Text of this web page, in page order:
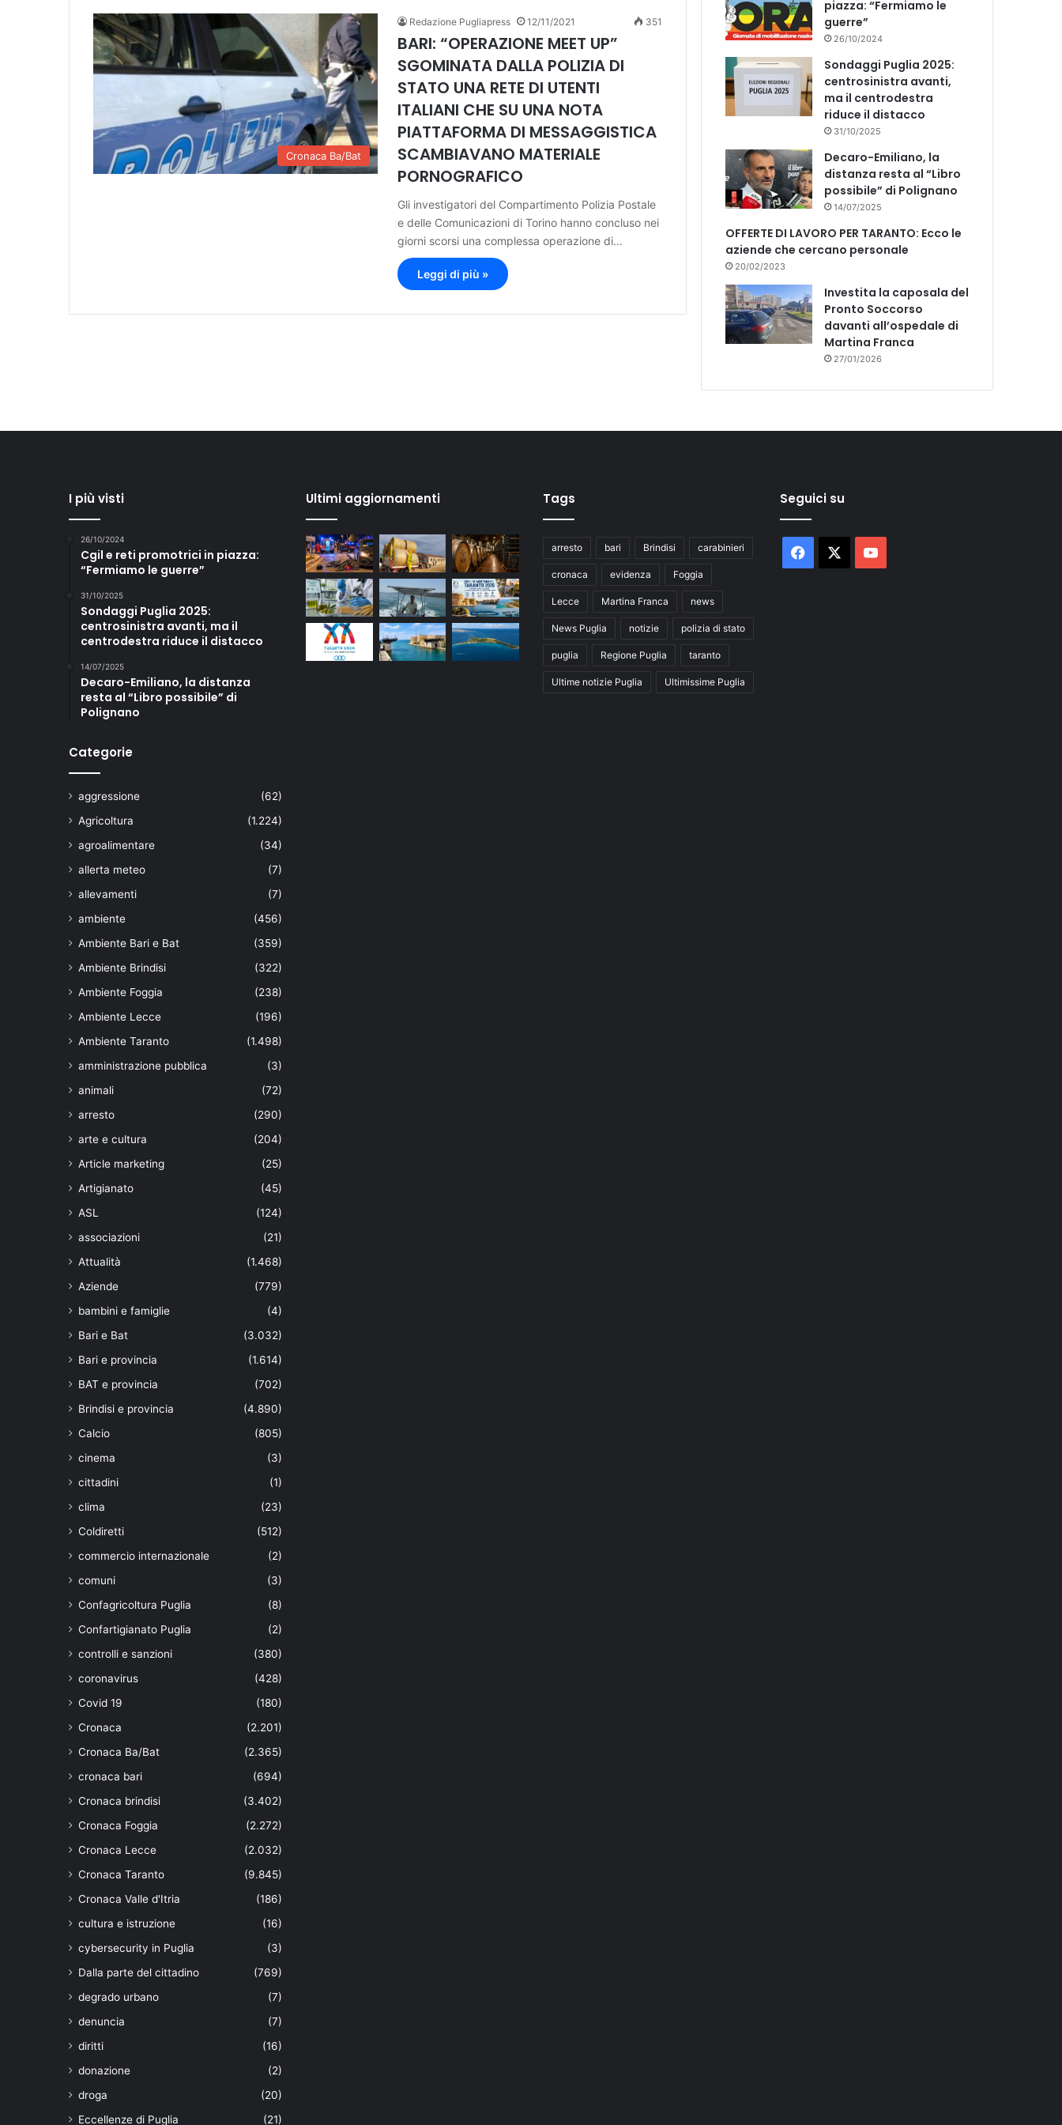
Cronaca Ba/Bat
Redazione Pugliapress 12/11/2021 351
BARI: “OPERAZIONE MEET UP”
SGOMINATA DALLA POLIZIA DI
STATO UNA RETE DI UTENTI
ITALIANI CHE SU UNA NOTA
PIATTAFORMA DI MESSAGGISTICA
SCAMBIAVANO MATERIALE
PORNOGRAFICO
Gli investigatori del Compartimento Polizia Postale
e delle Comunicazioni di Torino hanno concluso nei
giorni scorsi una complessa operazione di…
Leggi di più »
piazza: “Fermiamo le
guerre”
26/10/2024
Sondaggi Puglia 2025:
centrosinistra avanti,
ma il centrodestra
riduce il distacco
31/10/2025
Decaro-Emiliano, la
distanza resta al “Libro
possibile” di Polignano
14/07/2025
OFFERTE DI LAVORO PER TARANTO: Ecco le
aziende che cercano personale
20/02/2023
Investita la caposala del
Pronto Soccorso
davanti all’ospedale di
Martina Franca
27/01/2026
I più visti
26/10/2024
Cgil e reti promotrici in piazza:
“Fermiamo le guerre”
31/10/2025
Sondaggi Puglia 2025:
centrosinistra avanti, ma il
centrodestra riduce il distacco
14/07/2025
Decaro-Emiliano, la distanza
resta al “Libro possibile” di
Polignano
Categorie
aggressione
(62)
Agricoltura
(1.224)
agroalimentare
(34)
allerta meteo
(7)
allevamenti
(7)
ambiente
(456)
Ambiente Bari e Bat
(359)
Ambiente Brindisi
(322)
Ambiente Foggia
(238)
Ambiente Lecce
(196)
Ambiente Taranto
(1.498)
amministrazione pubblica
(3)
animali
(72)
arresto
(290)
arte e cultura
(204)
Article marketing
(25)
Artigianato
(45)
ASL
(124)
associazioni
(21)
Attualità
(1.468)
Aziende
(779)
bambini e famiglie
(4)
Bari e Bat
(3.032)
Bari e provincia
(1.614)
BAT e provincia
(702)
Brindisi e provincia
(4.890)
Calcio
(805)
cinema
(3)
cittadini
(1)
clima
(23)
Coldiretti
(512)
commercio internazionale
(2)
comuni
(3)
Confagricoltura Puglia
(8)
Confartigianato Puglia
(2)
controlli e sanzioni
(380)
coronavirus
(428)
Covid 19
(180)
Cronaca
(2.201)
Cronaca Ba/Bat
(2.365)
cronaca bari
(694)
Cronaca brindisi
(3.402)
Cronaca Foggia
(2.272)
Cronaca Lecce
(2.032)
Cronaca Taranto
(9.845)
Cronaca Valle d'Itria
(186)
cultura e istruzione
(16)
cybersecurity in Puglia
(3)
Dalla parte del cittadino
(769)
degrado urbano
(7)
denuncia
(7)
diritti
(16)
donazione
(2)
droga
(20)
Eccellenze di Puglia
(21)
Ultimi aggiornamenti Tags
arresto bari Brindisi carabinieri
cronaca evidenza Foggia
Lecce Martina Franca news
News Puglia notizie polizia di stato
puglia Regione Puglia taranto
Ultime notizie Puglia Ultimissime Puglia
Seguici su
Facebook